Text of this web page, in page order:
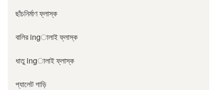
ছাঁচনির্মাণ ফ্লাস্ক
বালির ingালাই ফ্লাস্ক
ধাতু ingালাই ফ্লাস্ক
প্যালেট গাড়ি